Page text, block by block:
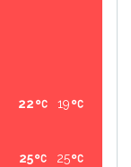
19
22
25
25